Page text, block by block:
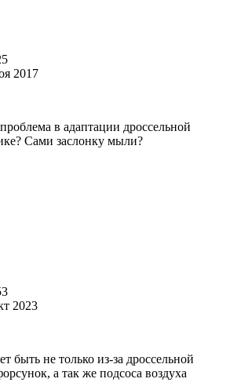
2017
в адаптации дроссельной
Сами заслонку мыли?
2023
быть не только из-за дроссельной
а так же подсоса воздуха